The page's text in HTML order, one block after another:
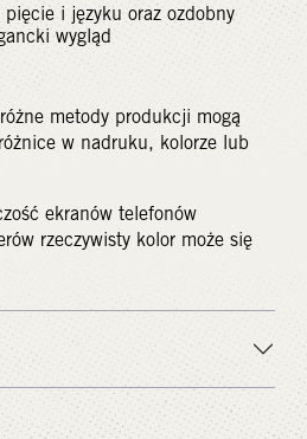
i języku oraz ozdobny
wygląd
metody produkcji mogą
w nadruku, kolorze lub
ekranów telefonów
rzeczywisty kolor może się